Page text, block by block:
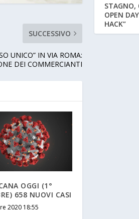
SUCCESSIVO
UNICO” IN VIA ROMA:
DEI COMMERCIANTI
OGGI (1°
658 NUOVI CASI
2020 18:55
STAGNO,
OPEN
HACK”